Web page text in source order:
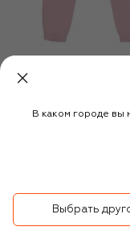
Хлопковые
15
В каком городе вы
Выбрать